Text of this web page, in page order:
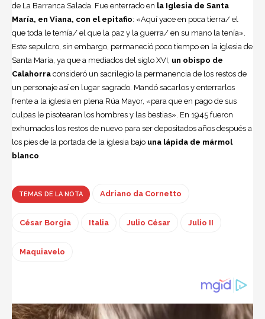
de La Barranca Salada. Fue enterrado en la Iglesia de Santa
María, en Viana, con el epitafio: «Aquí yace en poca tierra/ el
que toda le temía/ el que la paz y la guerra/ en su mano la tenía».
Este sepulcro, sin embargo, permaneció poco tiempo en la iglesia de
Santa María, ya que a mediados del siglo XVI, un obispo de
Calahorra consideró un sacrilegio la permanencia de los restos de
un personaje así en lugar sagrado. Mandó sacarlos y enterrarlos
frente a la iglesia en plena Rúa Mayor, «para que en pago de sus
culpas le pisotearan los hombres y las bestias». En 1945 fueron
exhumados los restos de nuevo para ser depositados años después a
los pies de la portada de la iglesia bajo una lápida de mármol
blanco
TEMAS DE LA NOTA Adriano da Cornetto
César Borgia Italia Julio César Julio II
Maquiavelo